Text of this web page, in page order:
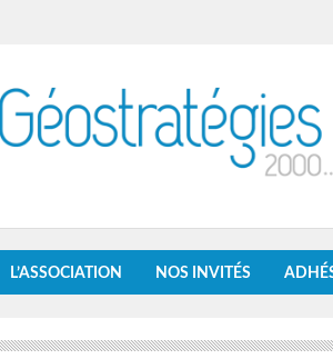
L’ASSOCIATION NOS INVITÉS